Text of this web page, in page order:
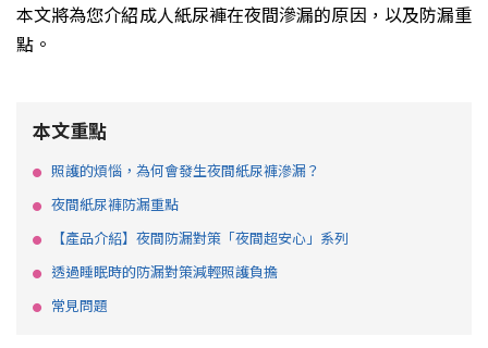
本文將為您介紹成人紙尿褲在夜間滲漏的原因，以及防漏重
點。
本文重點
照護的煩惱，為何會發生夜間紙尿褲滲漏？
夜間紙尿褲防漏重點
【產品介紹】夜間防漏對策「夜間超安心」系列
透過睡眠時的防漏對策減輕照護負擔
常見問題